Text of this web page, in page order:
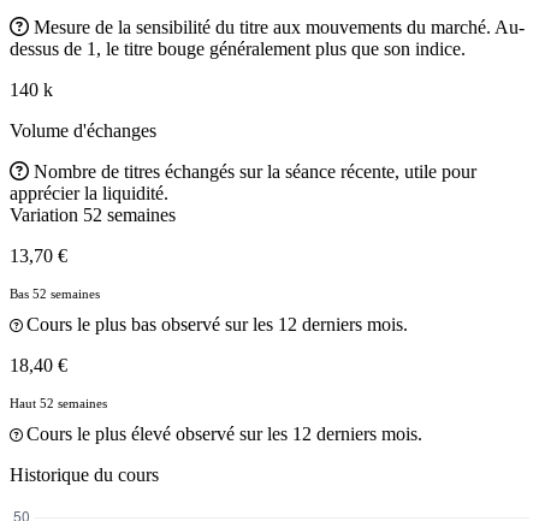
Mesure de la sensibilité du titre aux mouvements du marché. Au-
dessus de 1, le titre bouge généralement plus que son indice.
140 k
Volume d'échanges
Nombre de titres échangés sur la séance récente, utile pour
apprécier la liquidité.
Variation 52 semaines
13,70 €
Bas 52 semaines
Cours le plus bas observé sur les 12 derniers mois.
18,40 €
Haut 52 semaines
Cours le plus élevé observé sur les 12 derniers mois.
Historique du cours